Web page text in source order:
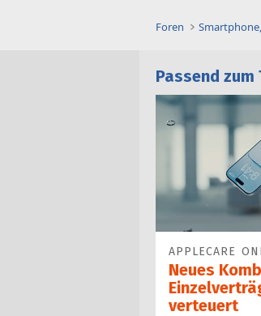
Foren
Passend zum
APPLECARE
Neues
verteuert